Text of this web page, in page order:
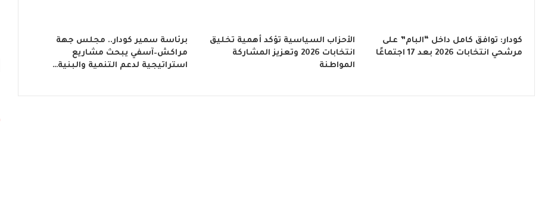
كودار: توافق كامل داخل “البام” على
مرشحي انتخابات 2026 بعد 17 اجتماعًا
الأحزاب السياسية تؤكد أهمية تخليق
انتخابات 2026 وتعزيز المشاركة
المواطنة
برئاسة سمير كودار.. مجلس جهة
مراكش–آسفي يبحث مشاريع
استراتيجية لدعم التنمية والبنية…